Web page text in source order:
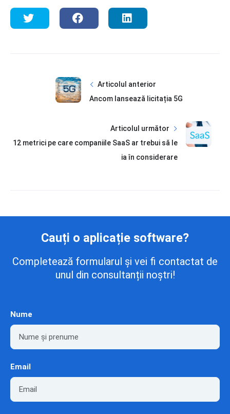
Articolul anterior
Ancom lansează licitația 5G
Articolul următor
12 metrici pe care companiile SaaS ar trebui să le
ia în considerare
Cauți o aplicație software?
Completează formularul și vei fi contactat de
unul din consultanții noștri!
Nume
Email